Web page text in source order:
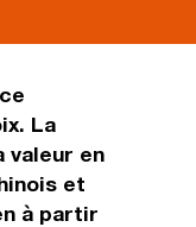
La
valeur en
et
à partir